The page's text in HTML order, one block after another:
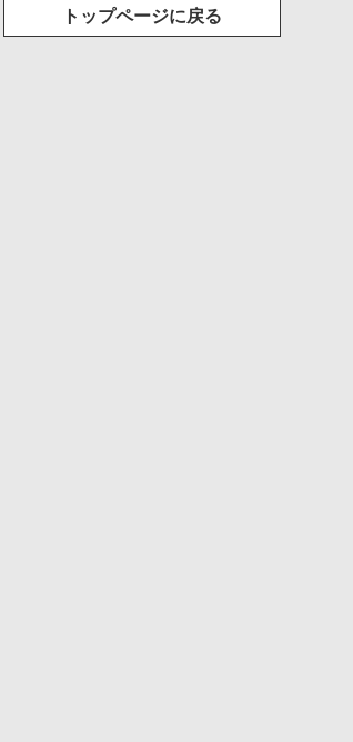
トップページに戻る